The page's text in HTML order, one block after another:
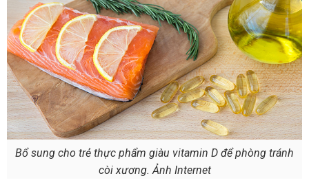
Bổ sung cho trẻ thực phẩm giàu vitamin D để phòng tránh
còi xương. Ảnh Internet